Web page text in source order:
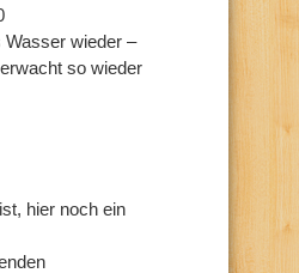
Wasser wieder –
so wieder
hier noch ein